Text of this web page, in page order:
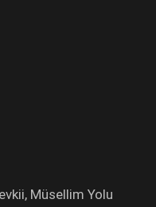
Müsellim Yolu